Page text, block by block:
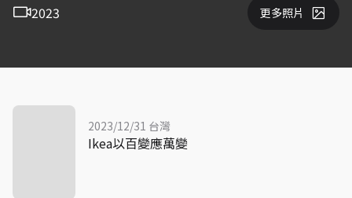
2023 更多照片
2023/12/31 台灣
Ikea以百變應萬變